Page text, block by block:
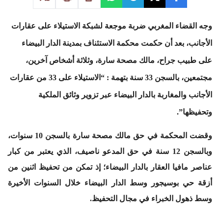
وجه القضاء المغربي ضربة موجعة لشبكة الاستيلاء على عقارات
الأجانب، بعد أن حكمت محكمة الاستئناف بمدينة الدار البيضاء
على طبيب جراح، مالك مصحة سارة، وثلاثة أشخاص آخرين،
مجتمعين، بالسجن 33 سنة بتهمة : “الاستيلاء على 33 من عقارات
الأجانب والمغاربة بالدار البيضاء عبر تزوير وثائق الملكية
وتحفيظها”.
وقضت المحكمة في حق مالك مصحة سارة بالسجن 10 سنوات،
وبالسجن 12 سنة في حق المدعو ناصيف، الذي يعتبر من كبار
عناصر مافيا العقار بالدار البيضاء؛ إذ تمكن من تحفيظ اثنين من
أزقة حي بوسيجور وسط الدار البيضاء خلال السنوات الأخيرة
وسط ذهول الخبراء في مجال التحفيظ.